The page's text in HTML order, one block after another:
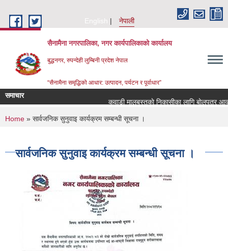
English
नेपाली
सैनामैना नगरपालिका, नगर कार्यपालिकाको कार्यालय
बुद्धनगर, रुपन्देही लुम्बिनी प्रदेश नेपाल
“सैनामैना समृद्धिको आधार: उत्पादन, पर्यटन र पूर्वाधार”
समाचार
कवाडी मालबस्तुकाे निकासीका लागि बाेलपत्र
You are here
Home » सार्वजनिक सुनुवाइ कार्यक्रम सम्बन्धी सूचना ।
सार्वजनिक सुनुवाइ कार्यक्रम सम्बन्धी सूचना ।